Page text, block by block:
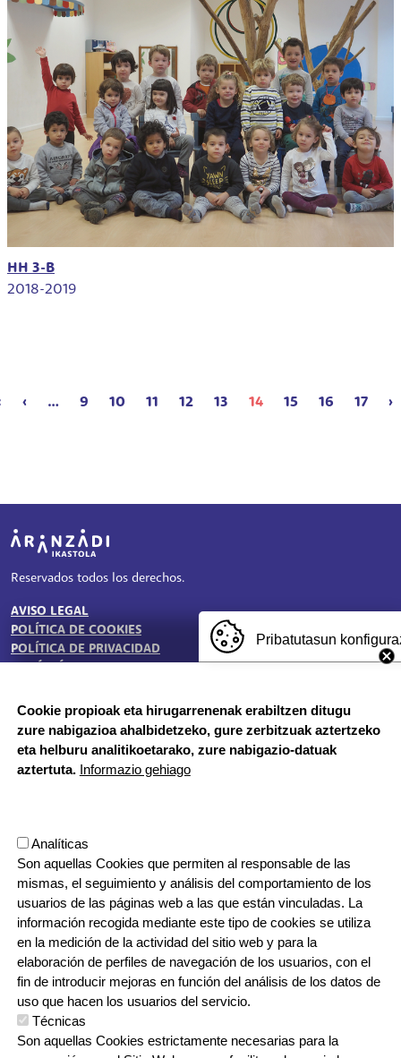
HH 3-B
2018-2019
Primera página
‹ Página anterior
… 9 10 11 12 13 14 15 16 17 ›
Irudia
Reservados todos los derechos.
TESTU-LEGALAK
AVISO LEGAL
POLÍTICA DE COOKIES
POLÍTICA DE PRIVACIDAD
HORARIO DE SECRETARÍA:
De lunes a jueves 8:00 - 18:00
Viernes 8:00 - 17:00
20570 Bergara, Gipuzkoa
943 76 90 71
ORRI-OINA
CONTACTO
TRABAJA CON NOSOTROS
IRUDIA
Pribatutasun
Cookie propioak eta hirugarrenenak erabiltzen ditugu
zure nabigazioa ahalbidetzeko, gure zerbitzuak aztertzeko
eta helburu analitikoetarako, zure nabigazio-datuak
aztertuta. Informazio gehiago
Analíticas
Son aquellas Cookies que permiten al responsable de las
mismas, el seguimiento y análisis del comportamiento de los
usuarios de las páginas web a las que están vinculadas. La
información recogida mediante este tipo de cookies se utiliza
en la medición de la actividad del sitio web y para la
elaboración de perfiles de navegación de los usuarios, con el
fin de introducir mejoras en función del análisis de los datos de
uso que hacen los usuarios del servicio.
Técnicas
Son aquellas Cookies estrictamente necesarias para la